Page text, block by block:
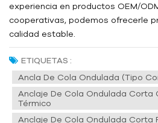
experiencia en productos OEM/
cooperativas, podemos ofrecerle
calidad estable.
ETIQUETAS :
Ancla De Cola Ondulada (tipo
Anclaje De Cola Ondulada Corta
Térmico
Anclaje De Cola Ondulada Corta